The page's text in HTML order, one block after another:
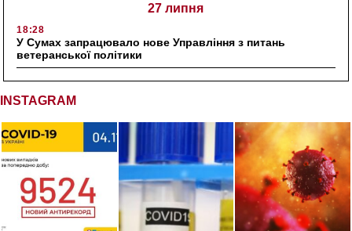
27 липня
18:28
У Сумах запрацювало нове Управління з питань
ветеранської політики
INSTAGRAM